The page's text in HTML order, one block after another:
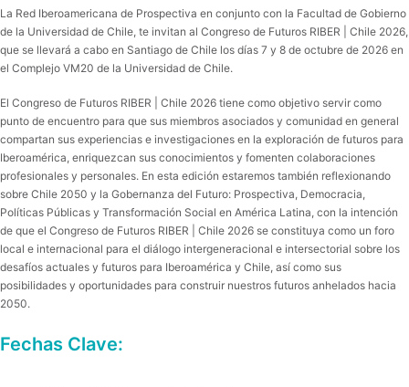
La Red Iberoamericana de Prospectiva en conjunto con la Facultad de Gobierno
de la Universidad de Chile, te invitan al Congreso de Futuros RIBER | Chile 2026,
que se llevará a cabo en Santiago de Chile los días 7 y 8 de octubre de 2026 en
el Complejo VM20 de la Universidad de Chile.
​El Congreso de Futuros RIBER | Chile 2026 tiene como objetivo servir como
punto de encuentro para que sus miembros asociados y comunidad en general
compartan sus experiencias e investigaciones en la exploración de futuros para
Iberoamérica, enriquezcan sus conocimientos y fomenten colaboraciones
profesionales y personales. En esta edición estaremos también reflexionando
sobre Chile 2050 y la Gobernanza del Futuro: Prospectiva, Democracia,
Políticas Públicas y Transformación Social en América Latina, con la intención
de que el Congreso de Futuros RIBER | Chile 2026 se constituya como un foro
local e internacional para el diálogo intergeneracional e intersectorial sobre los
desafíos actuales y futuros para Iberoamérica y Chile, así como sus
posibilidades y oportunidades para construir nuestros futuros anhelados hacia
2050.
Fechas Clave: